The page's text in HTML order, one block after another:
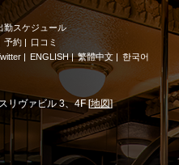
勤スケジュール
予約 | 口コミ
| ENGLISH| 繁體中文 | 한국어
リヴァビル 3、4F [地図]